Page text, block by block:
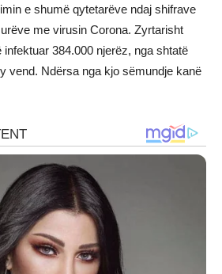
e shumë qytetarëve ndaj shifrave
me virusin Corona. Zyrtarisht
infektuar 384.000 njerëz, nga shtatë
vend. Ndërsa nga kjo sëmundje kanë